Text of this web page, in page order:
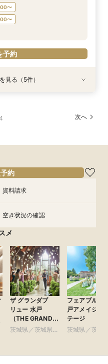
約
約
約
約
約
〜
〜
予約
約
のお魚料理の贅沢食べ比べ
でのお写真などおふたりの
〜
予約
見る（5件）
次へ
約
資料請求
空き状況の確認
メ
ザ グランダブ
リュー 水戸
（THE GRANDW
MITO）
茨城県／茨城県全
フェアブルー
戸アメイジン
テージ
茨城県／茨城